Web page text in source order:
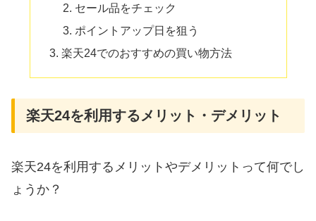
セール品をチェック
ポイントアップ日を狙う
楽天24でのおすすめの買い物方法
楽天24を利用するメリット・デメリット
楽天24を利用するメリットやデメリットって何でし
ょうか？